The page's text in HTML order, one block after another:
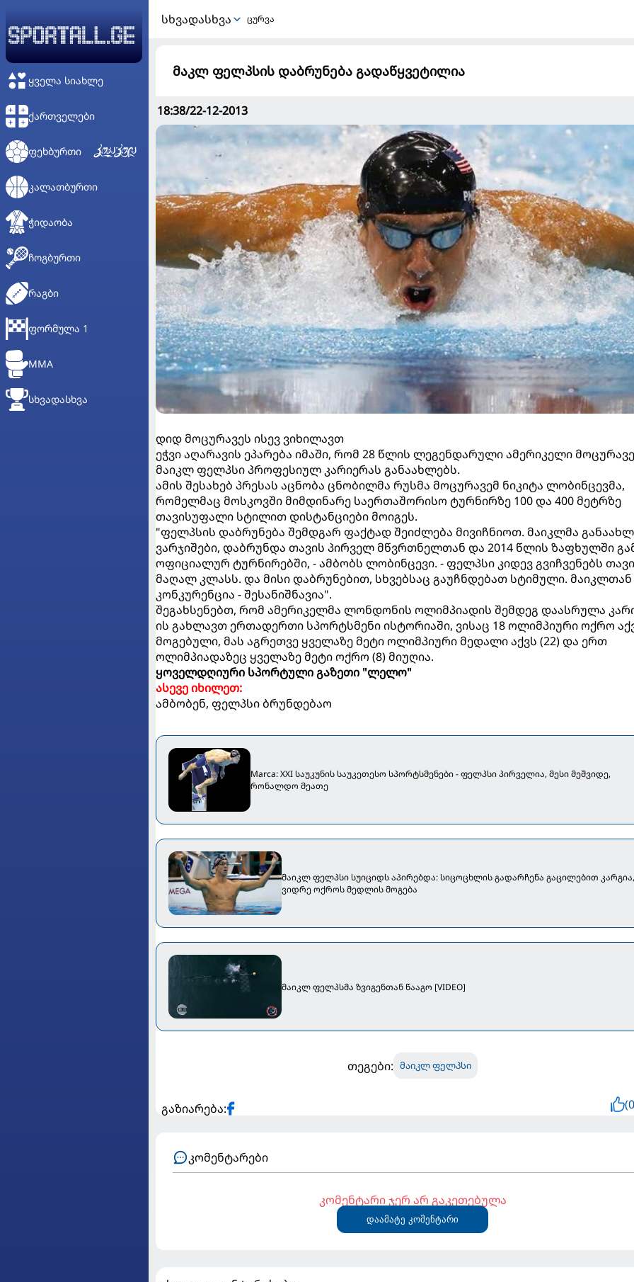
ᲧᲕᲔᲚᲐ ᲡᲘᲐᲮᲚᲔ
ᲥᲐᲠᲗᲕᲔᲚᲔᲑᲘ
ᲤᲔᲮᲑᲣᲠᲗᲘ
ᲙᲐᲚᲐᲗᲑᲣᲠᲗᲘ
ᲭᲘᲓᲐᲝᲑᲐ
ᲩᲝᲒᲑᲣᲠᲗᲘ
ᲠᲐᲒᲑᲘ
ᲤᲝᲠᲛᲣᲚᲐ 1
MMA
ᲡᲮᲕᲐᲓᲐᲡᲮᲕᲐ
ᲡᲮᲕᲐᲓᲐᲡᲮᲕᲐ ცურვა
მაკლ ფელპსის დაბრუნება გადაწყვეტილია
18:38/22-12-2013
დიდ მოცურავეს ისევ ვიხილავთ
ეჭვი აღარავის ეპარება იმაში, რომ 28 წლის ლეგენდარული ამერიკელი მოცურავე
მაიკლ ფელპსი პროფესიულ კარიერას განაახლებს.
ამის შესახებ პრესას აცნობა ცნობილმა რუსმა მოცურავემ ნიკიტა ლობინცევმა,
რომელმაც მოსკოვში მიმდინარე საერთაშორისო ტურნირზე 100 და 400 მეტრზე
თავისუფალი სტილით დისტანციები მოიგეს.
"ფელპსის დაბრუნება შემდგარ ფაქტად შეიძლება მივიჩნიოთ. მაიკლმა
ვარჯიშები, დაბრუნდა თავის პირველ მწვრთნელთან და 2014 წლის ზაფხულში
ოფიციალურ ტურნირებში, - ამბობს ლობინცევი. - ფელპსი კიდევ გვიჩვენებს
მაღალ კლასს. და მისი დაბრუნებით, სხვებსაც გაუჩნდებათ სტიმული. მაიკლთან
კონკურენცია - შესანიშნავია".
შეგახსენებთ, რომ ამერიკელმა ლონდონის ოლიმპიადის შემდეგ დაასრულა
ის გახლავთ ერთადერთი სპორტსმენი ისტორიაში, ვისაც 18 ოლიმპიური ოქრო
მოგებული, მას აგრეთვე ყველაზე მეტი ოლიმპიური მედალი აქვს (22) და ერთ
ოლიმპიადაზეც ყველაზე მეტი ოქრო (8) მიუღია.
ყოველდღიური სპორტული გაზეთი "ლელო"
ასევე იხილეთ:
ამბობენ, ფელპსი ბრუნდებაო
Marca: XXI საუკუნის საუკეთესო სპორტსმენები - ფელპსი პირველია, მესი მეშვიდე,
რონალდო მეათე
მაიკლ ფელპსი სუიციდს აპირებდა: სიცოცხლის გადარჩენა გაცილებით
ვიდრე ოქროს მედლის მოგება
მაიკლ ფელპსმა ზვიგენთან წააგო [VIDEO]
თეგები: მაიკლ ფელპსი
გაზიარება:
კომენტარები
კომენტარი ჯერ არ გაკეთებულა
დაამატე კომენტარი